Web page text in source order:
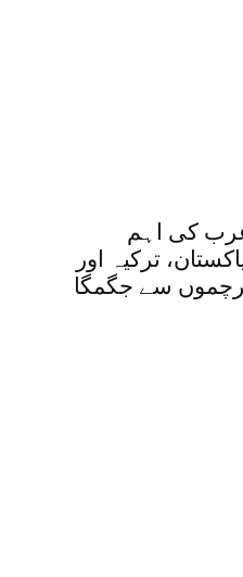
کی اہم
ترکیہ اور
سے جگمگا